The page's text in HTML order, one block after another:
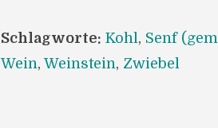
Schlagworte: Kohl, Senf
Wein,Weinstein, Zwiebel